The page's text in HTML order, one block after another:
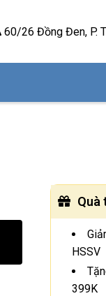
60/26 Đồng Đen, P.
Quà
HSSV
399K